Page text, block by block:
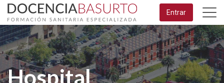
Saltar
contenido
principal
Entrar
Docencia
Basurto
Hospital